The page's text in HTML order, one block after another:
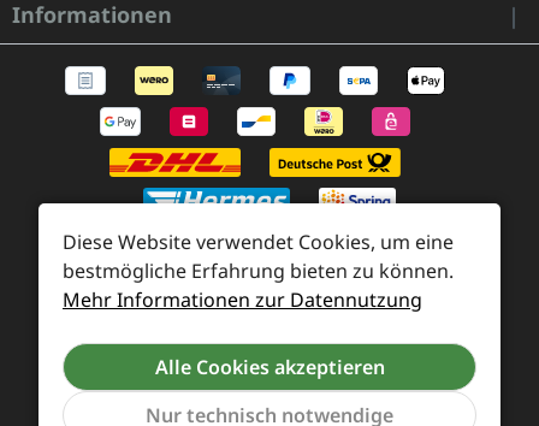
Informationen
Zahlung und Versand
Widerrufsrecht und Rücksendung
Kontakt
Händleranfragen
Cookie-Voreinstellungen
Diese Website verwendet Cookies, um eine
bestmögliche Erfahrung bieten zu können.
Mehr Informationen zur Datennutzung
Alle Cookies akzeptieren
Nur technisch notwendige